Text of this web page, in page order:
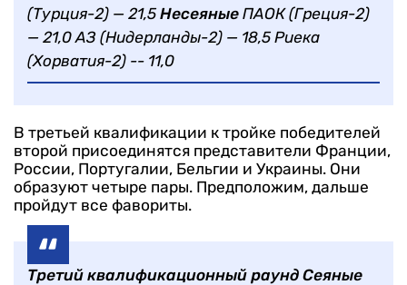
(Турция-2) — 21,5 Несеяные ПАОК (Греция-2)
— 21,0 АЗ (Нидерланды-2) — 18,5 Риека
(Хорватия-2) -- 11,0
В третьей квалификации к тройке победителей
второй присоединятся представители Франции,
России, Португалии, Бельгии и Украины. Они
образуют четыре пары. Предположим, дальше
пройдут все фавориты.
Третий квалификационный раунд Сеяные